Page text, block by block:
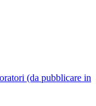
(da pubblicare in